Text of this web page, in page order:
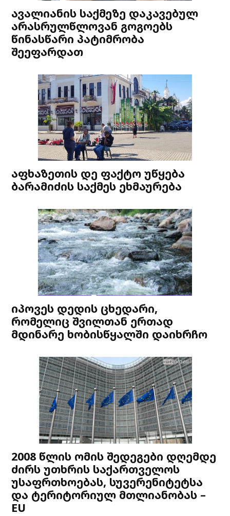
ავალიანის საქმეზე დაკავებულ
არასრულწლოვან გოგოებს
წინასწარი პატიმრობა
შეეფარდათ
აფხაზეთის დე ფაქტო უწყება
ბარამიძის საქმეს ეხმაურება
იპოვეს დედის ცხედარი,
რომელიც შვილთან ერთად
მდინარე ხობისწყალში დაიხრჩო
2008 წლის ომის შედეგები დღემდე
ძირს უთხრის საქართველოს
უსაფრთხოებას, სუვერენიტეტსა
და ტერიტორიულ მთლიანობას –
EU